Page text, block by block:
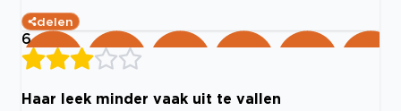
delen
6
Haar leek minder vaak uit te vallen